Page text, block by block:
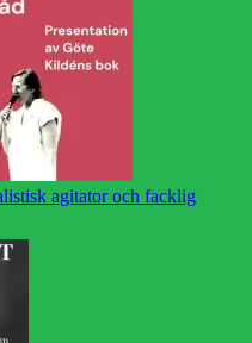
agitator och facklig